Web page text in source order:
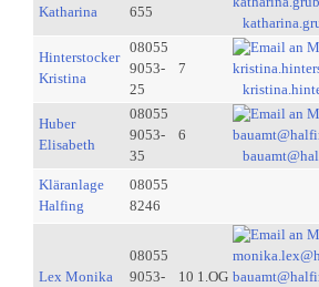
Katharina
655
Hinterstocker
Kristina
08055
9053-
25
7
Huber
Elisabeth
08055
9053-
35
6
Kläranlage
Halfing
08055
8246
Lex Monika
08055
9053-
10 1.OG